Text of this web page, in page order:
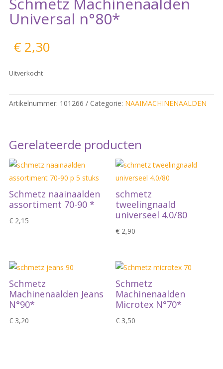
Universal n°80*
€2,30
Uitverkocht
Artikelnummer: 101266 Categorie: NAAIMACHINENAALDEN
Gerelateerde producten
Schmetz naainaalden
assortiment 70-90 *
€2,15
schmetz
tweelingnaald
universeel 4.0/80
€ 2,90
Schmetz
Machinenaalden Jeans
N°90*
€3,20
Schmetz
Machinenaalden
Microtex N°70*
€ 3,50